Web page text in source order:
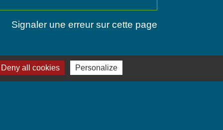
Signaler une erreur sur cette page
Deny all cookies Personalize